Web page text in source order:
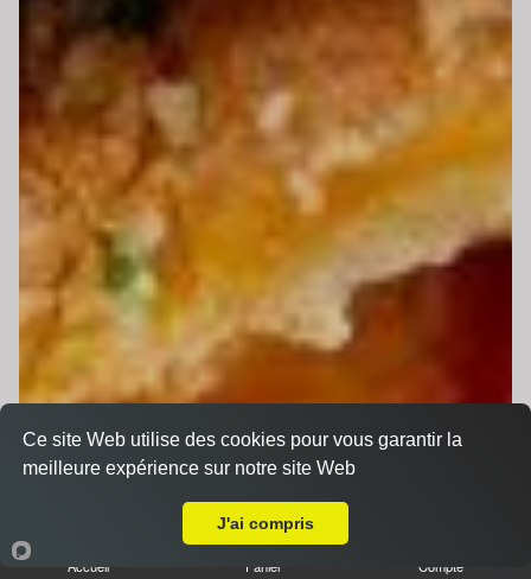
Accueil Panier Compte
Ce site Web utilise des cookies pour vous garantir la
meilleure expérience sur notre site Web
J'ai compris